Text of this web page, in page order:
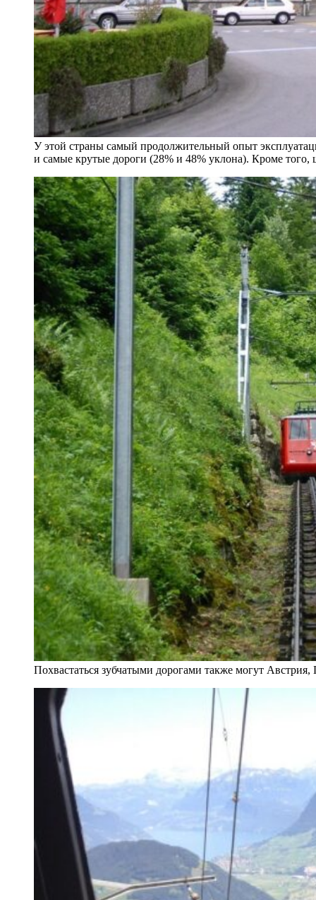
У этой страны самый продолжительный опыт
и самые крутые дороги (28% и 48% уклона). Кроме
Похвастаться зубчатыми дорогами также могут